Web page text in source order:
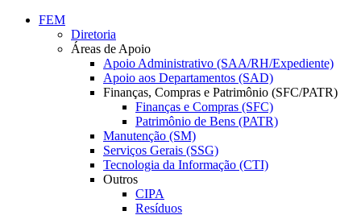
Conteúdo principal
FEM
Diretoria
Áreas de Apoio
Apoio Administrativo (SAA/RH/Expediente)
Apoio aos Departamentos (SAD)
Finanças, Compras e Patrimônio (SFC/PATR)
Finanças e Compras (SFC)
Patrimônio de Bens (PATR)
Manutenção (SM)
Serviços Gerais (SSG)
Tecnologia da Informação (CTI)
Outros
CIPA
Resíduos